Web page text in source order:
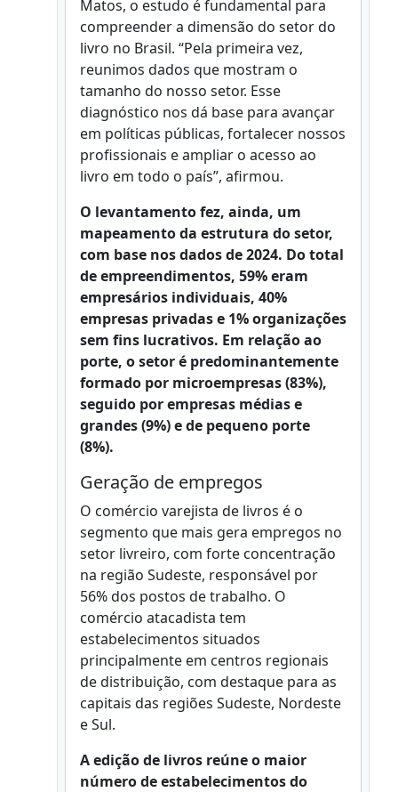
Matos, o estudo é fundamental para
compreender a dimensão do setor do
livro no Brasil. “Pela primeira vez,
reunimos dados que mostram o
tamanho do nosso setor. Esse
diagnóstico nos dá base para avançar
em políticas públicas, fortalecer nossos
profissionais e ampliar o acesso ao
livro em todo o país”, afirmou.
O levantamento fez, ainda, um
mapeamento da estrutura do setor,
com base nos dados de 2024. Do total
de empreendimentos, 59% eram
empresários individuais, 40%
empresas privadas e 1% organizações
sem fins lucrativos. Em relação ao
porte, o setor é predominantemente
formado por microempresas (83%),
seguido por empresas médias e
grandes (9%) e de pequeno porte
(8%).
Geração de empregos
O comércio varejista de livros é o
segmento que mais gera empregos no
setor livreiro, com forte concentração
na região Sudeste, responsável por
56% dos postos de trabalho. O
comércio atacadista tem
estabelecimentos situados
principalmente em centros regionais
de distribuição, com destaque para as
capitais das regiões Sudeste, Nordeste
e Sul.
A edição de livros reúne o maior
número de estabelecimentos do